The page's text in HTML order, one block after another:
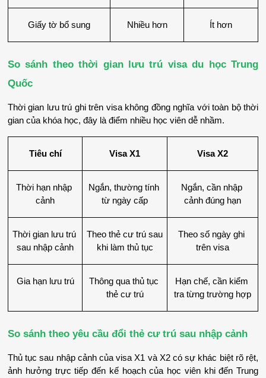
Giấy tờ bổ sung Nhiều hơn Ít hơn
So sánh theo thời gian lưu trú visa du học Trung
Quốc
Thời gian lưu trú ghi trên visa không đồng nghĩa với toàn bộ thời
gian của khóa học, đây là điểm nhiều học viên dễ nhầm.
Tiêu chí Visa X1 Visa X2
Thời hạn nhập
cảnh
Ngắn, thường tính
từ ngày cấp
Ngắn, cần nhập
cảnh đúng hạn
Thời gian lưu trú
sau nhập cảnh
Theo thẻ cư trú sau
khi làm thủ tục
Theo số ngày ghi
trên visa
Gia hạn lưu trú
Thông qua thủ tục
thẻ cư trú
Hạn chế, cần kiểm
tra từng trường hợp
So sánh theo yêu cầu đổi thẻ cư trú sau nhập cảnh
Thủ tục sau nhập cảnh của visa X1 và X2 có sự khác biệt rõ rệt,
ảnh hưởng trực tiếp đến kế hoạch của học viên khi đến Trung